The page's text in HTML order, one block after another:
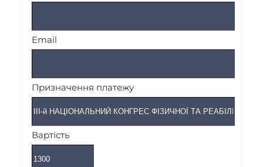
Email
Призначення платежу
Вартість